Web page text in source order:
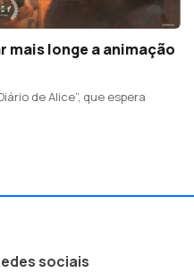
mais longe a animação
de Alice”, que espera
sociais